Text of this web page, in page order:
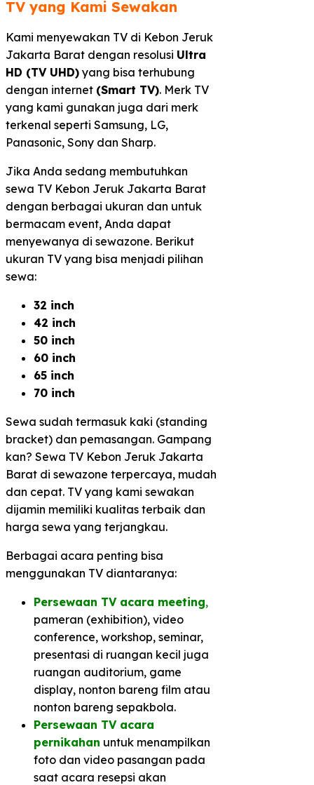
TV yang Kami Sewakan
Kami menyewakan TV di Kebon Jeruk
Jakarta Barat dengan resolusi Ultra
HD (TV UHD) yang bisa terhubung
dengan internet (Smart TV). Merk TV
yang kami gunakan juga dari merk
terkenal seperti Samsung, LG,
Panasonic, Sony dan Sharp.
Jika Anda sedang membutuhkan
sewa TV Kebon Jeruk Jakarta Barat
dengan berbagai ukuran dan untuk
bermacam event, Anda dapat
menyewanya di sewazone. Berikut
ukuran TV yang bisa menjadi pilihan
sewa:
32 inch
42 inch
50 inch
60 inch
65 inch
70 inch
Sewa sudah termasuk kaki (standing
bracket) dan pemasangan. Gampang
kan? Sewa TV Kebon Jeruk Jakarta
Barat di sewazone terpercaya, mudah
dan cepat. TV yang kami sewakan
dijamin memiliki kualitas terbaik dan
harga sewa yang terjangkau.
Berbagai acara penting bisa
menggunakan TV diantaranya:
Persewaan TV acara meeting,
pameran (exhibition), video
conference, workshop, seminar,
presentasi di ruangan kecil juga
ruangan auditorium, game
display, nonton bareng film atau
nonton bareng sepakbola.
Persewaan TV acara
pernikahan untuk menampilkan
foto dan video pasangan pada
saat acara resepsi akan